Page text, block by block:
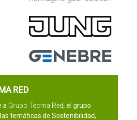
RED
a Grupo Tecma Red, el grupo
temáticas de Sostenibilidad,